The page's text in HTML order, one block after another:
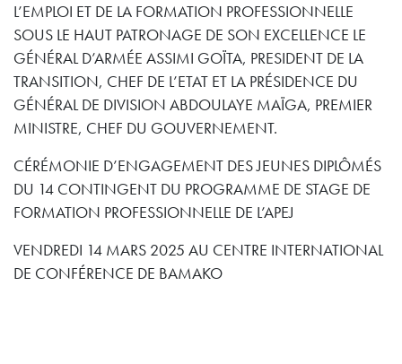
L’EMPLOI ET DE LA FORMATION PROFESSIONNELLE
SOUS LE HAUT PATRONAGE DE SON EXCELLENCE LE
GÉNÉRAL D’ARMÉE ASSIMI GOÏTA, PRESIDENT DE LA
TRANSITION, CHEF DE L’ETAT ET LA PRÉSIDENCE DU
GÉNÉRAL DE DIVISION ABDOULAYE MAÏGA, PREMIER
MINISTRE, CHEF DU GOUVERNEMENT.
CÉRÉMONIE D’ENGAGEMENT DES JEUNES DIPLÔMÉS
DU 14 CONTINGENT DU PROGRAMME DE STAGE DE
FORMATION PROFESSIONNELLE DE L’APEJ
VENDREDI 14 MARS 2025 AU CENTRE INTERNATIONAL
DE CONFÉRENCE DE BAMAKO